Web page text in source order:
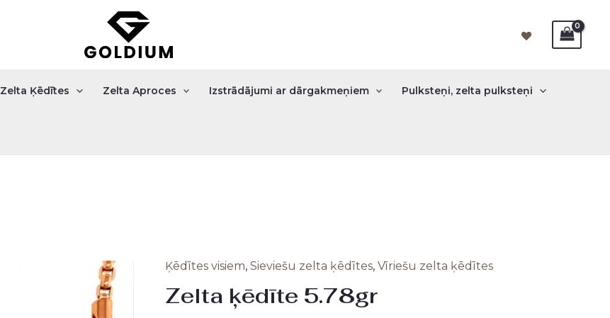
Zelta Ķēdītes Zelta Aproces Izstrādājumi ar dārgakmeņiem Pulksteņi, zelta pulksteņi
Ķēdītes visiem, Sieviešu zelta ķēdītes, Vīriešu zelta ķēdītes
Zelta ķēdīte 5.78gr
Original
price
Current
price
Zelta
ķēdīte